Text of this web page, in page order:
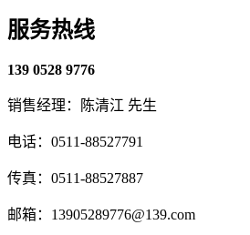
服务热线
139 0528 9776
销售经理：陈清江 先生
电话：0511-88527791
传真：0511-88527887
邮箱：13905289776@139.com